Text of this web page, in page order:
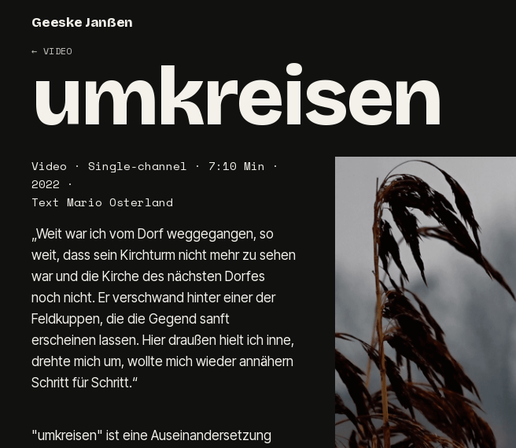
Geeske Janßen
← VIDEO
umkreisen
Video · Single-channel · 7:10 Min ·
2022 ·
Text Mario Osterland
„Weit war ich vom Dorf weggegangen, so
weit, dass sein Kirchturm nicht mehr zu sehen
war und die Kirche des nächsten Dorfes
noch nicht. Er verschwand hinter einer der
Feldkuppen, die die Gegend sanft
erscheinen lassen. Hier draußen hielt ich inne,
drehte mich um, wollte mich wieder annähern
Schritt für Schritt.“
"umkreisen" ist eine Auseinandersetzung